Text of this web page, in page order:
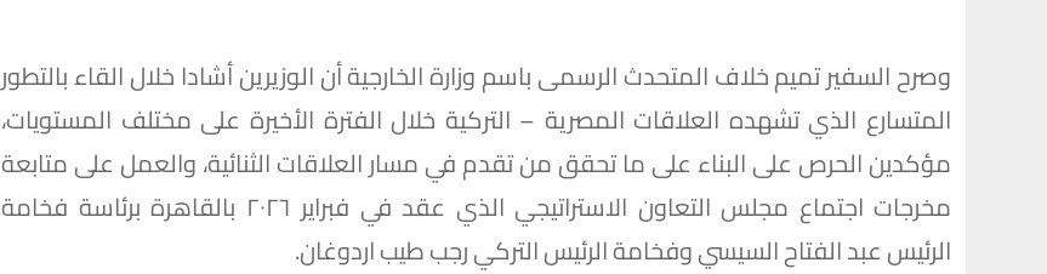
وصرح السفير تميم خلاف المتحدث الرسمى باسم وزارة الخارجية أن الوزيرين أشادا خلال القاء بالتطور
المتسارع الذي تشهده العلاقات المصرية – التركية خلال الفترة الأخيرة على مختلف المستويات،
مؤكدين الحرص على البناء على ما تحقق من تقدم في مسار العلاقات الثنائية، والعمل على متابعة
مخرجات اجتماع مجلس التعاون الاستراتيجي الذي عقد في فبراير ٢٠٢٦ بالقاهرة برئاسة فخامة
الرئيس عبد الفتاح السيسي وفخامة الرئيس التركي رجب طيب اردوغان.